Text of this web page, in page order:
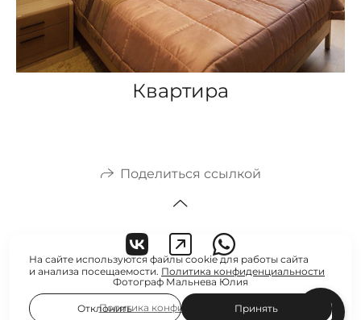
Квартира
Поделиться ссылкой
Фотограф Мальнева Юлия
Политика конфиденциальности
На сайте используются файлы cookie для работы сайта
и анализа посещаемости. Политика конфиденциальности
Отклонить Принять